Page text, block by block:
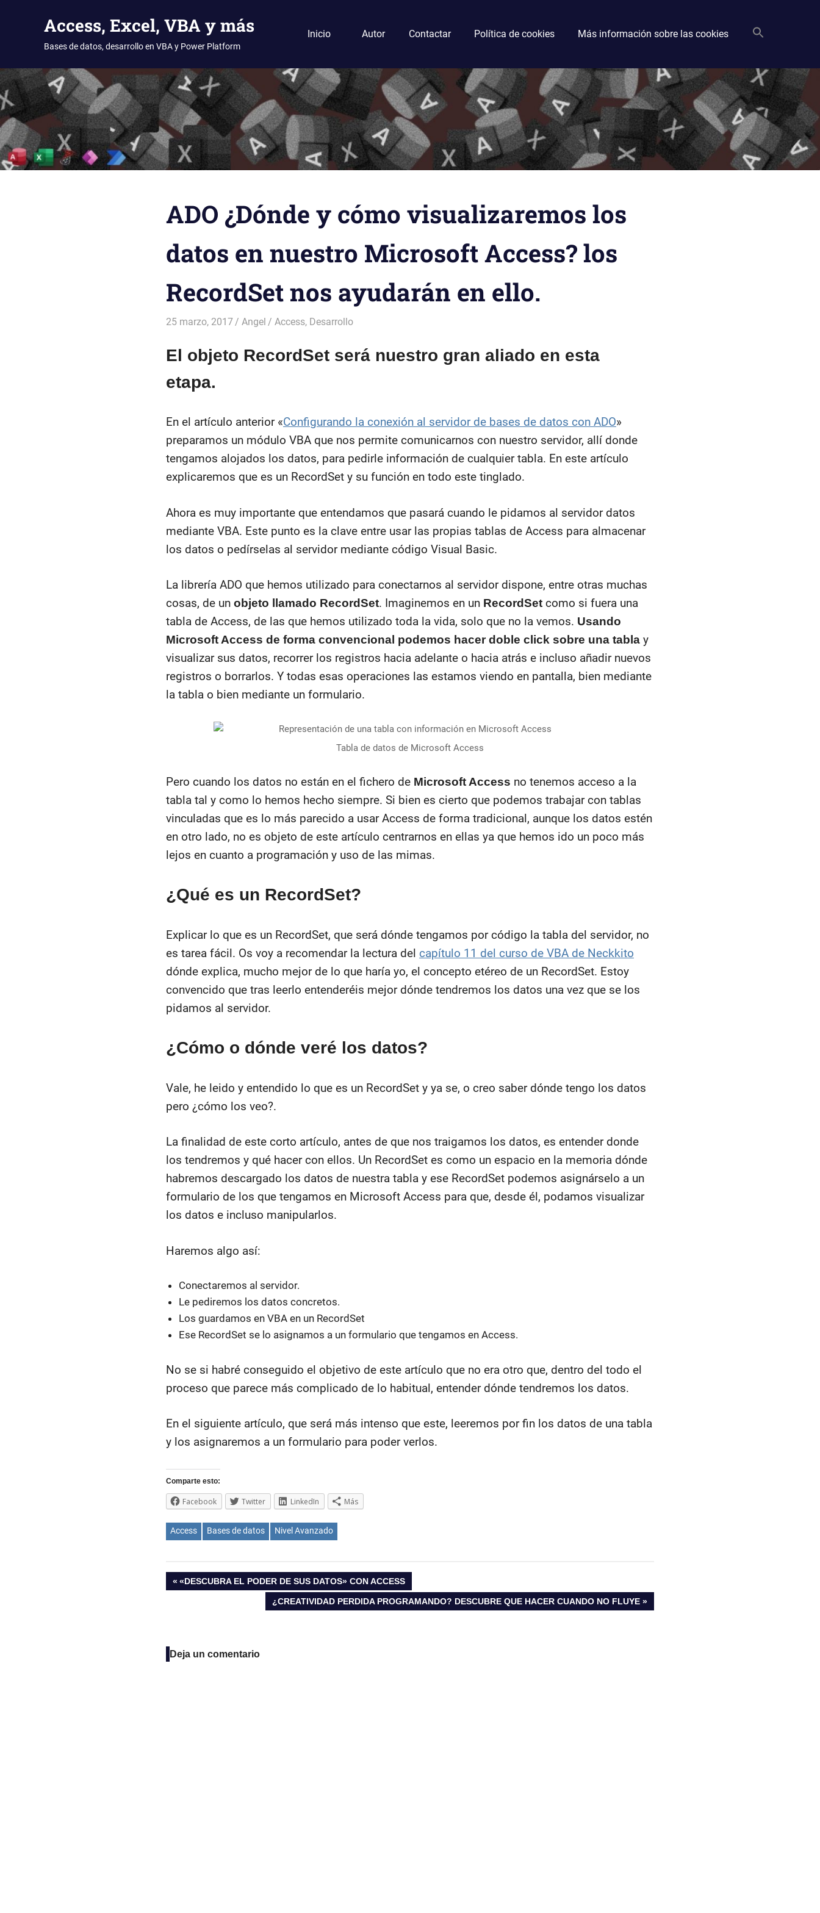
Saltar
al
contenido
Access, Excel, VBA y más
Bases de datos, desarrollo en VBA y Power Platform
Inicio Autor Contactar Política de cookies Más información sobre las cookies
ADO ¿Dónde y cómo visualizaremos los
datos en nuestro Microsoft Access? los
RecordSet nos ayudarán en ello.
25 marzo, 2017 Angel Access, Desarrollo
El objeto RecordSet será nuestro gran aliado en esta
etapa.
En el artículo anterior «Configurando la conexión al servidor de bases de datos con ADO»
preparamos un módulo VBA que nos permite comunicarnos con nuestro servidor, allí donde
tengamos alojados los datos, para pedirle información de cualquier tabla. En este artículo
explicaremos que es un RecordSet y su función en todo este tinglado.
Ahora es muy importante que entendamos que pasará cuando le pidamos al servidor datos
mediante VBA. Este punto es la clave entre usar las propias tablas de Access para almacenar
los datos o pedírselas al servidor mediante código Visual Basic.
La librería ADO que hemos utilizado para conectarnos al servidor dispone, entre otras muchas
cosas, de un objeto llamado RecordSet. Imaginemos en un RecordSet como si fuera una
tabla de Access, de las que hemos utilizado toda la vida, solo que no la vemos. Usando
Microsoft Access de forma convencional podemos hacer doble click sobre una tabla y
visualizar sus datos, recorrer los registros hacia adelante o hacia atrás e incluso añadir nuevos
registros o borrarlos. Y todas esas operaciones las estamos viendo en pantalla, bien mediante
la tabla o bien mediante un formulario.
Tabla de datos de Microsoft Access
Pero cuando los datos no están en el fichero de Microsoft Access no tenemos acceso a la
tabla tal y como lo hemos hecho siempre. Si bien es cierto que podemos trabajar con tablas
vinculadas que es lo más parecido a usar Access de forma tradicional, aunque los datos estén
en otro lado, no es objeto de este artículo centrarnos en ellas ya que hemos ido un poco más
lejos en cuanto a programación y uso de las mimas.
¿Qué es un RecordSet?
Explicar lo que es un RecordSet, que será dónde tengamos por código la tabla del servidor, no
es tarea fácil. Os voy a recomendar la lectura del capítulo 11 del curso de VBA de Neckkito
dónde explica, mucho mejor de lo que haría yo, el concepto etéreo de un RecordSet. Estoy
convencido que tras leerlo entenderéis mejor dónde tendremos los datos una vez que se los
pidamos al servidor.
¿Cómo o dónde veré los datos?
Vale, he leido y entendido lo que es un RecordSet y ya se, o creo saber dónde tengo los datos
pero ¿cómo los veo?.
La finalidad de este corto artículo, antes de que nos traigamos los datos, es entender donde
los tendremos y qué hacer con ellos. Un RecordSet es como un espacio en la memoria dónde
habremos descargado los datos de nuestra tabla y ese RecordSet podemos asignárselo a un
formulario de los que tengamos en Microsoft Access para que, desde él, podamos visualizar
los datos e incluso manipularlos.
Haremos algo así:
Conectaremos al servidor.
Le pediremos los datos concretos.
Los guardamos en VBA en un RecordSet
Ese RecordSet se lo asignamos a un formulario que tengamos en Access.
No se si habré conseguido el objetivo de este artículo que no era otro que, dentro del todo el
proceso que parece más complicado de lo habitual, entender dónde tendremos los datos.
En el siguiente artículo, que será más intenso que este, leeremos por fin los datos de una tabla
y los asignaremos a un formulario para poder verlos.
Comparte esto:
Facebook Twitter LinkedIn Más
Access Bases de datos Nivel Avanzado
Navegación
ENTRADA
«DESCUBRA EL PODER DE SUS DATOS» CON ACCESS
ENTRADA
¿CREATIVIDAD PERDIDA PROGRAMANDO? DESCUBRE QUE HACER CUANDO NO FLUYE
Deja un comentario